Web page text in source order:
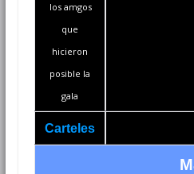
los amgos
que
hicieron
posible la
gala
Carteles